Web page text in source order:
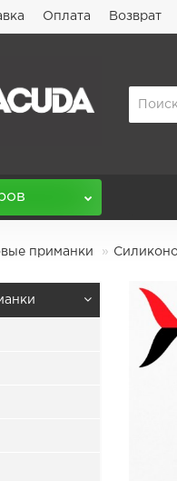
Оплата Возврат
приманки